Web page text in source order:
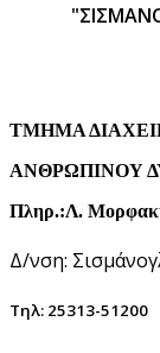
ΤΜΗΜΑ
ΑΝΘΡΩΠΙΝΟΥ
Δ/νση:
Τηλ: 25313-51200